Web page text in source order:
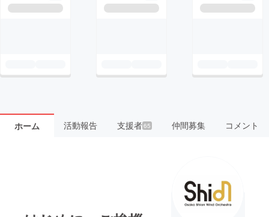
ホーム 活動報告 支援者65 仲間募集 コメント